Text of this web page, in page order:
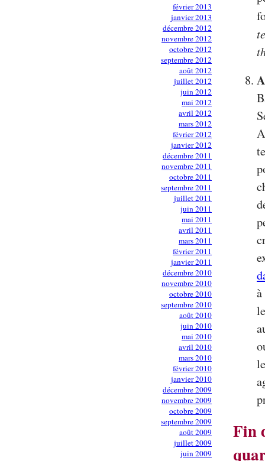
février 2013
janvier 2013
décembre 2012
novembre 2012
octobre 2012
septembre 2012
août 2012
juillet 2012
juin 2012
mai 2012
avril 2012
mars 2012
février 2012
janvier 2012
décembre 2011
novembre 2011
octobre 2011
septembre 2011
juillet 2011
juin 2011
mai 2011
avril 2011
mars 2011
février 2011
janvier 2011
décembre 2010
novembre 2010
octobre 2010
septembre 2010
août 2010
juin 2010
mai 2010
avril 2010
mars 2010
février 2010
janvier 2010
décembre 2009
novembre 2009
octobre 2009
septembre 2009
août 2009
juillet 2009
juin 2009
Fin